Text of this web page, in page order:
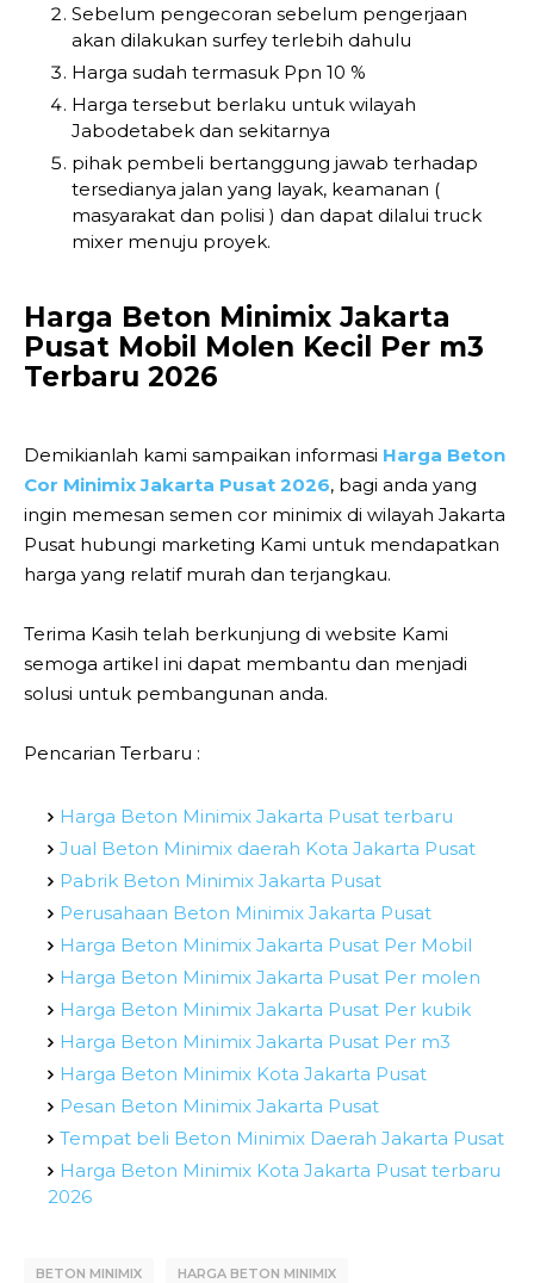
Sebelum pengecoran sebelum pengerjaan
akan dilakukan surfey terlebih dahulu
Harga sudah termasuk Ppn 10 %
Harga tersebut berlaku untuk wilayah
Jabodetabek dan sekitarnya
pihak pembeli bertanggung jawab terhadap
tersedianya jalan yang layak, keamanan (
masyarakat dan polisi ) dan dapat dilalui truck
mixer menuju proyek.
Harga Beton Minimix Jakarta
Pusat Mobil Molen Kecil Per m3
Terbaru 2026
Demikianlah kami sampaikan informasi Harga Beton
Cor Minimix Jakarta Pusat 2026, bagi anda yang
ingin memesan semen cor minimix di wilayah Jakarta
Pusat hubungi marketing Kami untuk mendapatkan
harga yang relatif murah dan terjangkau.
Terima Kasih telah berkunjung di website Kami
semoga artikel ini dapat membantu dan menjadi
solusi untuk pembangunan anda.
Pencarian Terbaru :
Harga Beton Minimix Jakarta Pusat terbaru
Jual Beton Minimix daerah Kota Jakarta Pusat
Pabrik Beton Minimix Jakarta Pusat
Perusahaan Beton Minimix Jakarta Pusat
Harga Beton Minimix Jakarta Pusat Per Mobil
Harga Beton Minimix Jakarta Pusat Per molen
Harga Beton Minimix Jakarta Pusat Per kubik
Harga Beton Minimix Jakarta Pusat Per m3
Harga Beton Minimix Kota Jakarta Pusat
Pesan Beton Minimix Jakarta Pusat
Tempat beli Beton Minimix Daerah Jakarta Pusat
Harga Beton Minimix Kota Jakarta Pusat terbaru
2026
BETON MINIMIX HARGA BETON MINIMIX